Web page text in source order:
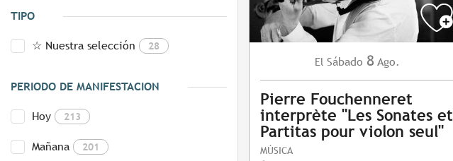
TIPO
☆ Nuestra selección 28
PERIODO DE MANIFESTACION
Hoy 213
Mañana 201
El Sábado 8 Ago.
Pierre Fouchenneret
interprète "Les Sonates et
Partitas pour violon seul"
MÚSICA